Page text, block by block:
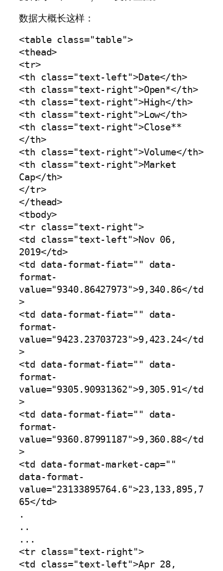
数据大概长这样：
<table class="table">
<thead>
<tr>
<th class="text-left">Date</th>
<th class="text-right">Open*</th>
<th class="text-right">High</th>
<th class="text-right">Low</th>
<th class="text-right">Close**
</th>
<th class="text-right">Volume</th>
<th class="text-right">Market
Cap</th>
</tr>
</thead>
<tbody>
<tr class="text-right">
<td class="text-left">Nov 06,
2019</td>
<td data-format-fiat="" data-
format-
value="9340.86427973">9,340.86</td
>
<td data-format-fiat="" data-
format-
value="9423.23703723">9,423.24</td
>
<td data-format-fiat="" data-
format-
value="9305.90931362">9,305.91</td
>
<td data-format-fiat="" data-
format-
value="9360.87991187">9,360.88</td
>
<td data-format-market-cap=""
data-format-
value="23133895764.6">23,133,895,7
65</td>
.
..
...
<tr class="text-right">
<td class="text-left">Apr 28,